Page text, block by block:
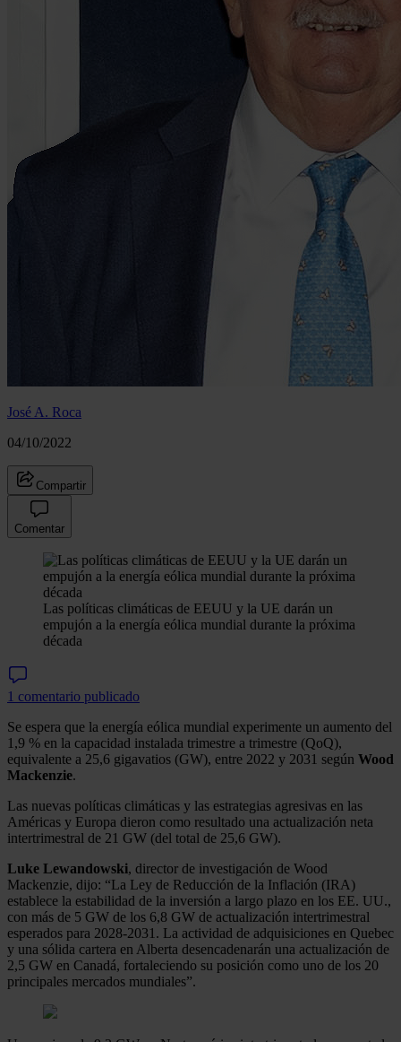
José A. Roca
04/10/2022
Compartir
Comentar
Las políticas climáticas de EEUU y la UE darán un
empujón a la energía eólica mundial durante la próxima
década
1 comentario publicado
Se espera que la energía eólica mundial experimente un aumento del
1,9 % en la capacidad instalada trimestre a trimestre (QoQ),
equivalente a 25,6 gigavatios (GW), entre 2022 y 2031 según Wood
Mackenzie.
Las nuevas políticas climáticas y las estrategias agresivas en las
Américas y Europa dieron como resultado una actualización neta
intertrimestral de 21 GW (del total de 25,6 GW).
Luke Lewandowski, director de investigación de Wood
Mackenzie, dijo: “La Ley de Reducción de la Inflación (IRA)
establece la estabilidad de la inversión a largo plazo en los EE. UU.,
con más de 5 GW de los 6,8 GW de actualización intertrimestral
esperados para 2028-2031. La actividad de adquisiciones en Quebec
y una sólida cartera en Alberta desencadenarán una actualización de
2,5 GW en Canadá, fortaleciendo su posición como uno de los 20
principales mercados mundiales”.